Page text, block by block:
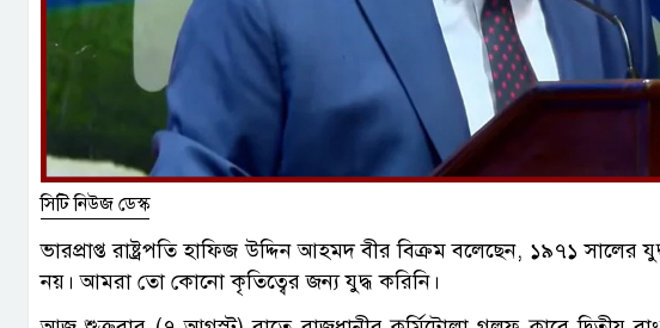
সিটি নিউজ ডেস্ক
ভারপ্রাপ্ত রাষ্ট্রপতি হাফিজ উদ্দিন আহমদ বীর বিক্রম বলেছেন, ১৯৭১
নয়। আমরা তো কোনো কৃতিত্বের জন্য যুদ্ধ করিনি।